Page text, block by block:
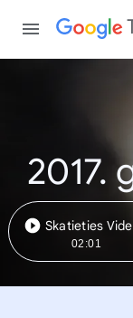
2017.
Skatieties
02:01